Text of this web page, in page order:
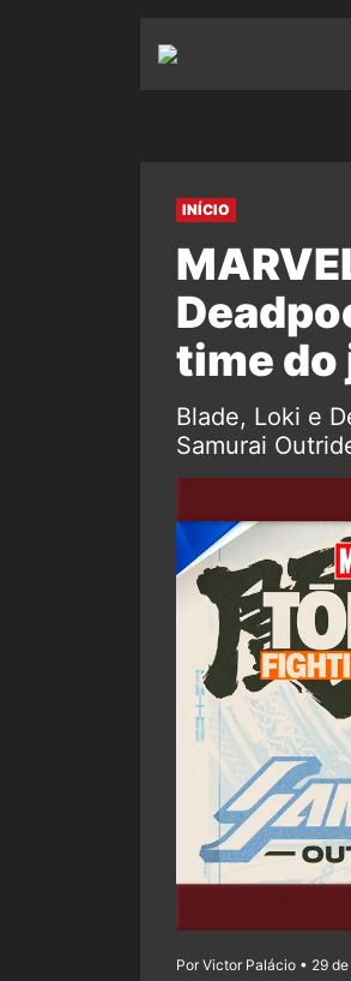
INÍCIO
time do
Blade, Loki e
Samurai
Por Victor Palácio • 29